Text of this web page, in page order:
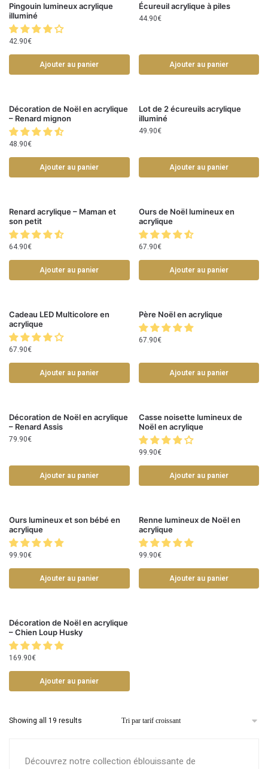
Pingouin lumineux acrylique
illuminé
42.90€
Ajouter au panier
Écureuil acrylique à piles
44.90€
Ajouter au panier
Décoration de Noël en acrylique
– Renard mignon
48.90€
Ajouter au panier
Lot de 2 écureuils acrylique
illuminé
49.90€
Ajouter au panier
Renard acrylique – Maman et
son petit
64.90€
Ajouter au panier
Ours de Noël lumineux en
acrylique
67.90€
Ajouter au panier
Cadeau LED Multicolore en
acrylique
67.90€
Ajouter au panier
Père Noël en acrylique
67.90€
Ajouter au panier
Décoration de Noël en acrylique
– Renard Assis
79.90€
Ajouter au panier
Casse noisette lumineux de
Noël en acrylique
99.90€
Ajouter au panier
Ours lumineux et son bébé en
acrylique
99.90€
Ajouter au panier
Renne lumineux de Noël en
acrylique
99.90€
Ajouter au panier
Décoration de Noël en acrylique
– Chien Loup Husky
169.90€
Ajouter au panier
Showing all 19 results
Découvrez notre collection éblouissante de